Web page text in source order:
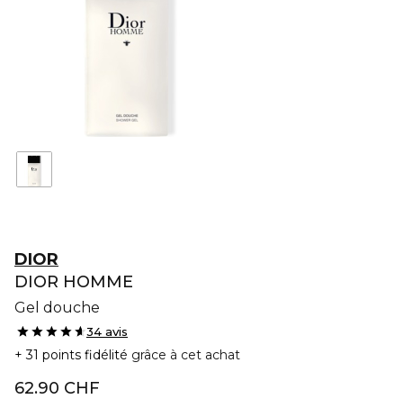
DIOR
DIOR HOMME
Gel douche
34 avis
31 points fidélité grâce à cet achat
62.90 CHF